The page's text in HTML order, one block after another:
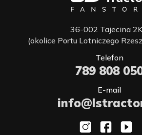
36-002 Tajecina
(okolice Portu Lotniczego
Telefon
789 808
E-mail